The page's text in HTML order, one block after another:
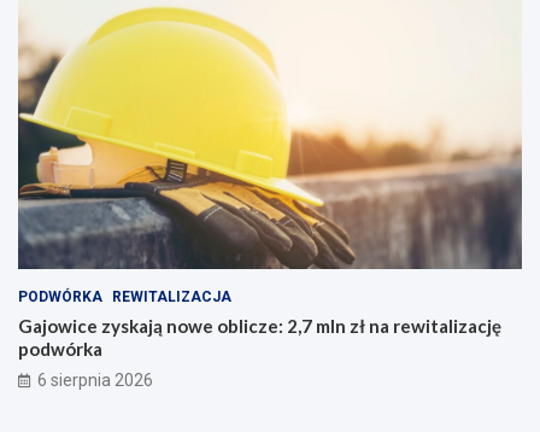
PODWÓRKA REWITALIZACJA
Gajowice zyskają nowe oblicze: 2,7 mln zł na rewitalizację
podwórka
6 sierpnia 2026